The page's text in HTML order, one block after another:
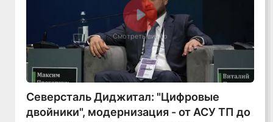
Смотреть видео
Северсталь Диджитал: "Цифровые
двойники", модернизация - от АСУ ТП до